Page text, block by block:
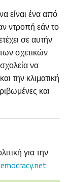
είναι ένα από
ντροπή εάν το
σε αυτήν
σχετικών
να
την κλιματική
και
για την